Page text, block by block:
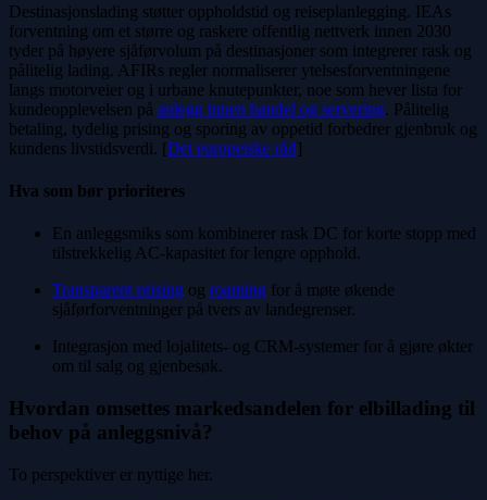
Destinasjonslading støtter oppholdstid og reiseplanlegging. IEAs
forventning om et større og raskere offentlig nettverk innen 2030
tyder på høyere sjåførvolum på destinasjoner som integrerer rask og
pålitelig lading. AFIRs regler normaliserer ytelsesforventningene
langs motorveier og i urbane knutepunkter, noe som hever lista for
kundeopplevelsen på anlegg innen handel og servering. Pålitelig
betaling, tydelig prising og sporing av oppetid forbedrer gjenbruk og
kundens livstidsverdi. [Det europeiske råd]
Hva som bør prioriteres
En anleggsmiks som kombinerer rask DC for korte stopp med
tilstrekkelig AC-kapasitet for lengre opphold.
Transparent prising og roaming for å møte økende
sjåførforventninger på tvers av landegrenser.
Integrasjon med lojalitets- og CRM-systemer for å gjøre økter
om til salg og gjenbesøk.
Hvordan omsettes markedsandelen for elbillading til
behov på anleggsnivå?
To perspektiver er nyttige her.